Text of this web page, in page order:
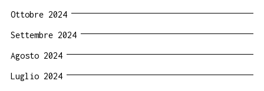
Ottobre 2024
Settembre 2024
Agosto 2024
Luglio 2024